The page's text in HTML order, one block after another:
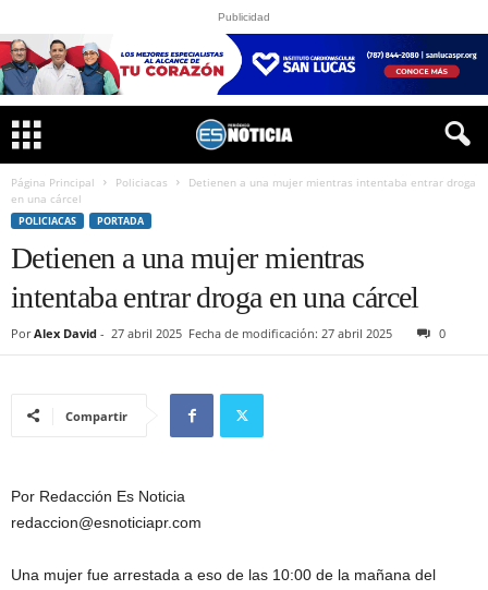
Publicidad
Página Principal Policiacas
Detienen a una mujer mientras intentaba entrar droga
en una cárcel
POLICIACAS PORTADA
Detienen a una mujer mientras
intentaba entrar droga en una cárcel
Por Alex David - 27 abril 2025 Fecha de modificación: 27 abril 2025 0
Compartir
Por Redacción Es Noticia
redaccion@esnoticiapr.com
Una mujer fue arrestada a eso de las 10:00 de la mañana del